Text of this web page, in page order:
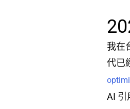
我在
代已
AI 引